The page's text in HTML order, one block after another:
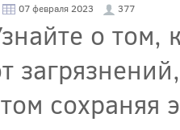
07 февраля 2023 377
о том,
сохраняя